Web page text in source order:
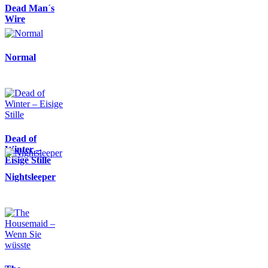
Dead Man´s
Wire
Normal
Dead of
Winter –
Eisige Stille
Nightsleeper